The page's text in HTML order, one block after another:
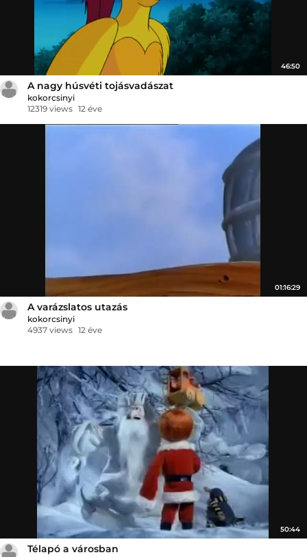
46:50
A nagy húsvéti tojásvadászat
kokorcsinyi
12319 views 12 éve
01:16:29
A varázslatos utazás
kokorcsinyi
4937 views 12 éve
50:44
Télapó a városban